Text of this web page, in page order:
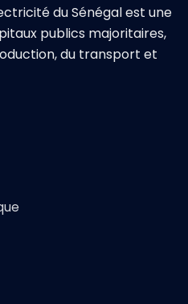
du Sénégal est une
publics majoritaires,
du transport et